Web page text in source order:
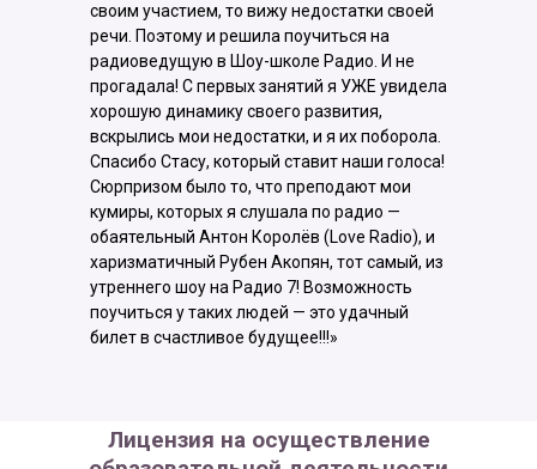
своим участием, то вижу недостатки своей
речи. Поэтому и решила поучиться на
радиоведущую в Шоу-школе Радио. И не
прогадала! С первых занятий я УЖЕ увидела
хорошую динамику своего развития,
вскрылись мои недостатки, и я их поборола.
Спасибо Стасу, который ставит наши голоса!
Сюрпризом было то, что преподают мои
кумиры, которых я слушала по радио —
обаятельный Антон Королёв (Love Radio), и
харизматичный Рубен Акопян, тот самый, из
утреннего шоу на Радио 7! Возможность
поучиться у таких людей — это удачный
билет в счастливое будущее!!!»
Лицензия на осуществление